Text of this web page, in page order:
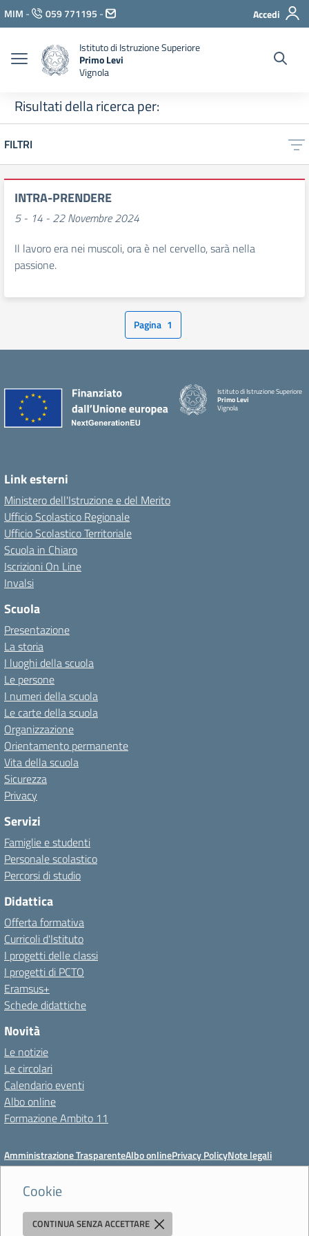
Cookie
CONTINUA SENZA ACCETTARE
Vai ai contenuti
Vai al menu di navigazione
Vai al footer
MIM - 059 771195 - Accedi
Istituto di Istruzione Superiore
Primo Levi
Vignola
Risultati della ricerca per:
FILTRI
INTRA-PRENDERE
5 - 14 - 22 Novembre 2024
Il lavoro era nei muscoli, ora è nel cervello, sarà nella
passione.
Pagina 1
Istituto di Istruzione Superiore
Primo Levi
Vignola
Link esterni
Ministero dell'Istruzione e del Merito
Ufficio Scolastico Regionale
Ufficio Scolastico Territoriale
Scuola in Chiaro
Iscrizioni On Line
Invalsi
Scuola
Presentazione
La storia
I luoghi della scuola
Le persone
I numeri della scuola
Le carte della scuola
Organizzazione
Orientamento permanente
Vita della scuola
Sicurezza
Privacy
Servizi
Famiglie e studenti
Personale scolastico
Percorsi di studio
Didattica
Offerta formativa
Curricoli d'Istituto
I progetti delle classi
I progetti di PCTO
Eramsus+
Schede didattiche
Novità
Le notizie
Le circolari
Calendario eventi
Albo online
Formazione Ambito 11
Amministrazione TrasparenteAlbo onlinePrivacy PolicyNote legali
Meccanismo di feedbackDichiarazioni di accessibilitàPreferenze cookie
Istituto di Istruzione Superiore 'Primo Levi'